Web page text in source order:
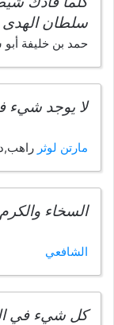
سلطان الهدى
حمد بن خليفة أبو
لا يوجد شيء
مارتن لوثر
السخاء
الشافعي
كل شيء في